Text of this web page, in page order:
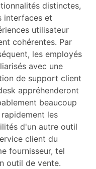
distinctes,
interfaces et
utilisateur
cohérentes. Par
les employés
avec une
de support client
appréhenderont
beaucoup
les
d'un autre outil
client du
fournisseur, tel
outil de vente.